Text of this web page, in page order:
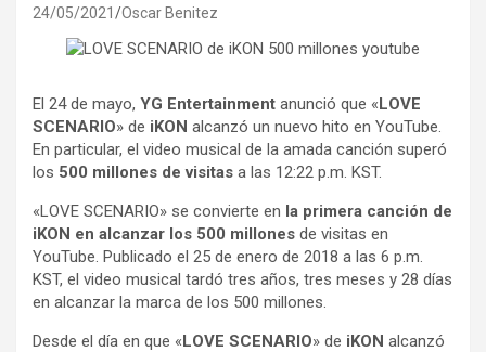
24/05/2021 Oscar Benitez
El 24 de mayo, YG Entertainment anunció que «LOVE
SCENARIO» de iKON alcanzó un nuevo hito en YouTube.
En particular, el video musical de la amada canción superó
los 500 millones de visitas a las 12:22 p.m. KST.
«LOVE SCENARIO» se convierte en la primera canción de
iKON en alcanzar los 500 millones de visitas en
YouTube. Publicado el 25 de enero de 2018 a las 6 p.m.
KST, el video musical tardó tres años, tres meses y 28 días
en alcanzar la marca de los 500 millones.
Desde el día en que «LOVE SCENARIO» de iKON alcanzó